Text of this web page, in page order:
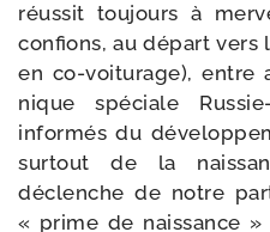
réus­sit tou­jours à
confions, au départ vers
en co-​voiturage),
nique spé­ciale
infor­més du
sur­tout de la
déclenche de notre
« prime de nais­sance